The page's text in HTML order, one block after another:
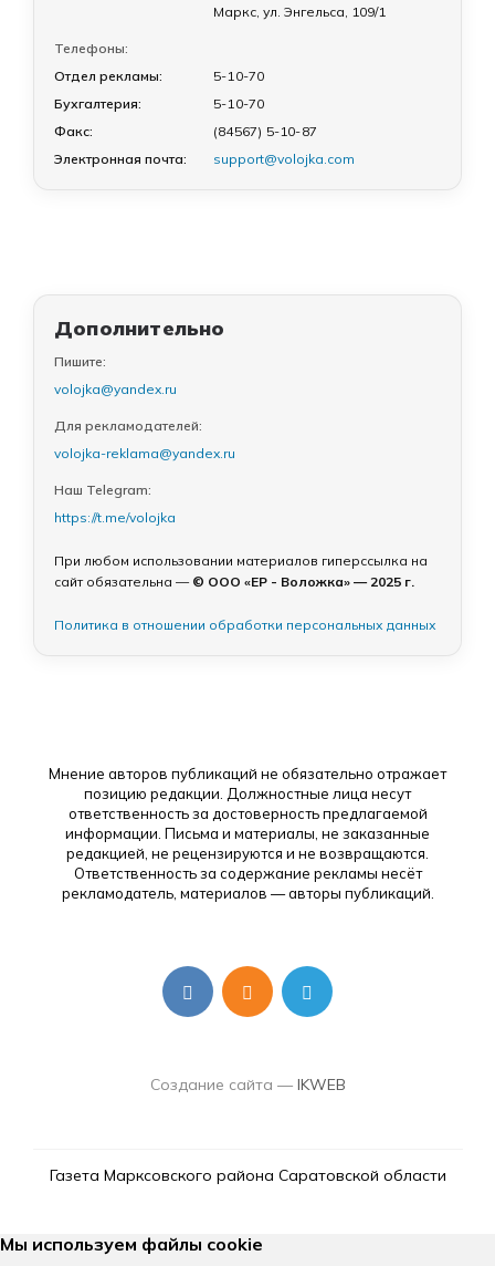
Маркс, ул. Энгельса, 109/1
Телефоны:
Отдел рекламы:
5-10-70
Бухгалтерия:
5-10-70
Факс:
(84567) 5-10-87
Электронная почта:
support@volojka.com
Дополнительно
Пишите:
volojka@yandex.ru
Для рекламодателей:
volojka-reklama@yandex.ru
Наш Telegram:
https://t.me/volojka
При любом использовании материалов гиперссылка на
сайт обязательна — © ООО «ЕР - Воложка» — 2025 г.
Политика в отношении обработки персональных данных
Мнение авторов публикаций не обязательно отражает
позицию редакции. Должностные лица несут
ответственность за достоверность предлагаемой
информации. Письма и материалы, не заказанные
редакцией, не рецензируются и не возвращаются.
Ответственность за содержание рекламы несёт
рекламодатель, материалов — авторы публикаций.
Создание сайта — IKWEB
Газета Марксовского района Саратовской области
Мы используем файлы cookie